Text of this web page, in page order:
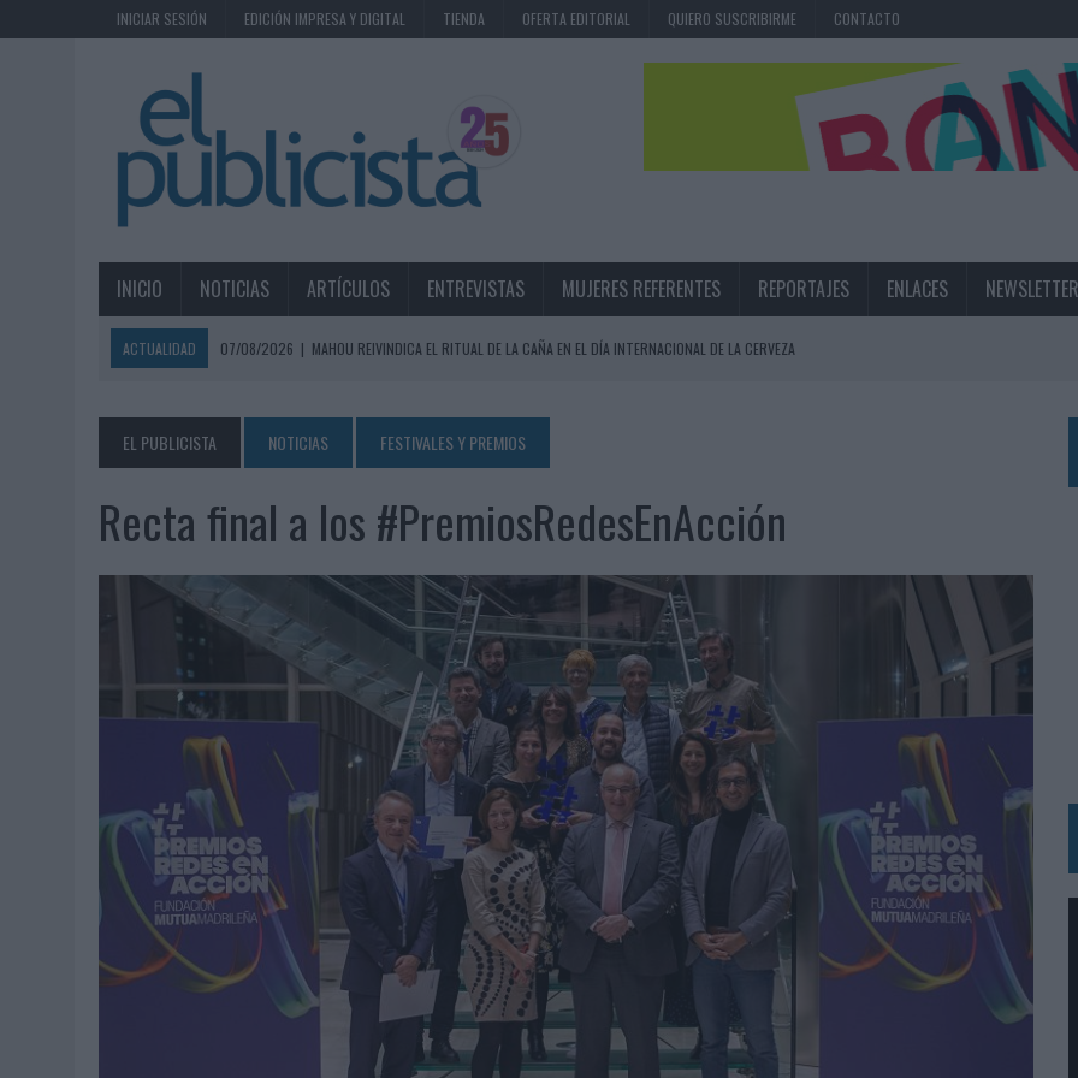
INICIAR SESIÓN EDICIÓN IMPRESA Y DIGITAL TIENDA OFERTA EDITORIAL QUIERO SUSCRIBIRME CONTACTO
INICIO NOTICIAS ARTÍCULOS ENTREVISTAS MUJERES REFERENTES REPORTAJES ENLACES NEWSLETTER
ACTUALIDAD 07/08/2026 | MAHOU REIVINDICA EL RITUAL DE LA CAÑA EN EL DÍA INTERNACIONAL DE LA CERVEZA
07/08/2026 | EL VERANO PONE A PRUEBA LA ESTRATEGIA DIGITAL DE LAS MARCAS
07/08/2026
VUELING CONVIERTE LOS RECUERDOS EN SOUVENIRS CON IA
07/08/2026
CUANDO SE APAGUE EL SOL, EL ECLIPSE DE 2026 PONDRÁ A PRUEBA LA CREATIVIDAD DE LAS MARCAS
06/08/2026
‘LA VUELTA’, DE FENOMENAL PARA MÁLAGA CF
06/08/2026
SIETE DE CADA DIEZ EMPRESAS ESPAÑOLAS NO INTEGRAN LA INFANCIA EN SU ESTRATEGIA
06/08/2026
LA TELEVISIÓN SIGUE LIDERANDO EL CONSUMO DE MEDIOS EN VERANO Y SUPERA AL MÓVIL COMO DISPOSITIVO MÁS UTILIZADO
06/08/2026
EL USO DE LA IA GENERATIVA ALCANZA YA AL 62% DE LOS ESPAÑOLES
06/08/2026 |
SYSTEM1 NOMBRA A KIMBERLY BASTONI COMO NUEVA DIRECTORA COMERCIAL GLOBAL
06/08/2026 |
FRIGO Y UNIQLO LANZAN UNA COLECCIÓN PERSONALIZABLE INSPIRADA EN CORNETTO, CALIPPO Y SOLERO
06/08/2026
LA IA ESTÁ SUBIENDO EL LISTÓN DE LA CREATIVIDAD
05/08/2026
BEON WORLDWIDE LANZA RAÍZ URBANA PARA TRANSFORMAR EL PATRIMONIO HISTÓRICO EN ACTIVOS CULTURALES Y ECONÓMICOS
05/08/2026 | FABRA COMUNICACIÓN INCORPORA A CASONÁ Y ASUME LA GESTIÓN DE SUS RELACIONES CON LOS MEDIOS
05/08/2026
LOPESAN HOTELS & RESORTS ACERCA EL PARAÍSO CANARIO EN SU ÚLTIMA CAMPAÑA INTERNACIONAL
05/08/2026
| LUIS ARQUILLOS (BURGO DE ARIAS): “LA CONSTRUCCIÓN DE MARCA A LARGO PLAZO Y LA MEDICIÓN SON DOS CARAS DE LA MISMA
‘EL PARAÍSO MÁS CERCA’, DE 22GRADOS PARA LOPESAN HOTELS & RESORTS
EL PUBLICISTA NOTICIAS FESTIVALES Y PREMIOS
Recta final a los #PremiosRedesEnAcción